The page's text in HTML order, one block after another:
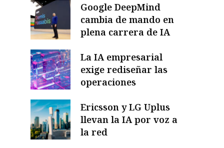
Google DeepMind
cambia de mando en
plena carrera de IA
La IA empresarial
exige rediseñar las
operaciones
Ericsson y LG Uplus
llevan la IA por voz a
la red